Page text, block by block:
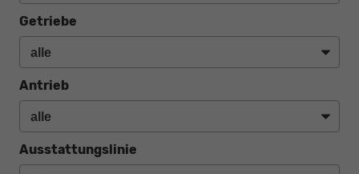
Getriebe
Antrieb
Ausstattungslinie